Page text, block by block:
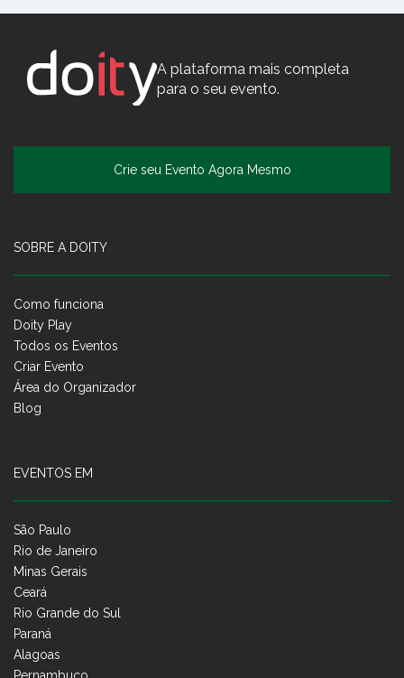
A plataforma mais completa
para o seu evento.
Crie seu Evento Agora Mesmo
SOBRE A DOITY
Como funciona
Doity Play
Todos os Eventos
Criar Evento
Área do Organizador
Blog
EVENTOS EM
São Paulo
Rio de Janeiro
Minas Gerais
Ceará
Rio Grande do Sul
Paraná
Alagoas